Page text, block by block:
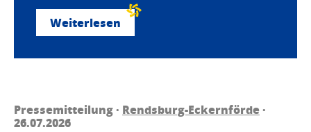
Weiterlesen
Pressemitteilung · Rendsburg-Eckernförde·
26.07.2026